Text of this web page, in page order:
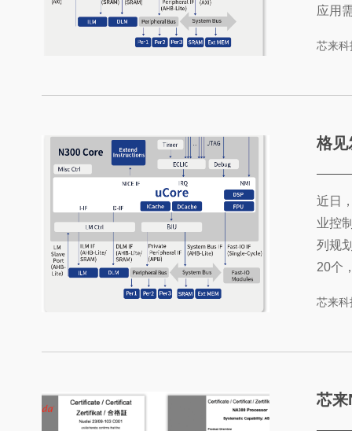
应用
系列
芯来科
格见发
近日
业控
列规
20个
度定
芯来科
芯来NA